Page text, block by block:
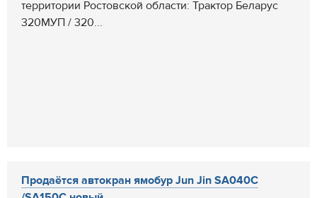
территории Ростовской области: Трактор Беларус
320МУП / 320...
Продаётся автокран ямобур Jun Jin SA040C